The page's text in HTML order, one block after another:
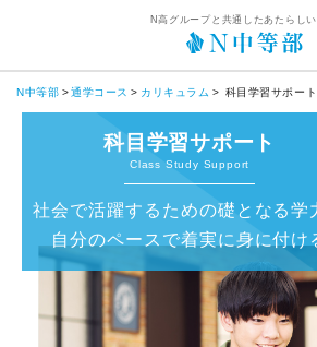
N高グループと共通したあたらし
N中等部 通学コース カリキュラム 科目学習サポート
科目学習サポート
Class Study Support
社会で活躍するための礎となる学
自分のペースで着実に身に付け